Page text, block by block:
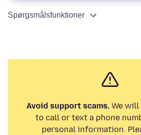
Spørgsmålsfunktioner
Avoid support scams.We will
to call or text a phone
personal information.